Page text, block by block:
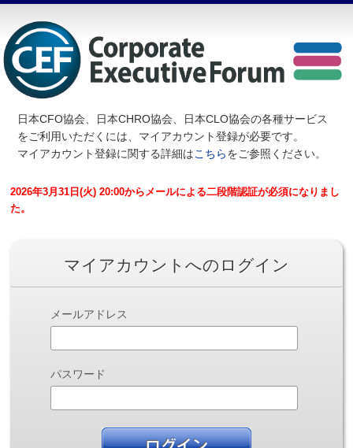
日本CFO協会、日本CHRO協会、日本CLO協会の各種サービス
をご利用いただくには、マイアカウント登録が必要です。
マイアカウント登録に関する詳細はこちらをご参照ください。
2026年3月31日(火) 20:00からメールによる二段階認証が必須になりまし
た。
マイアカウントへのログイン
メールアドレス
パスワード